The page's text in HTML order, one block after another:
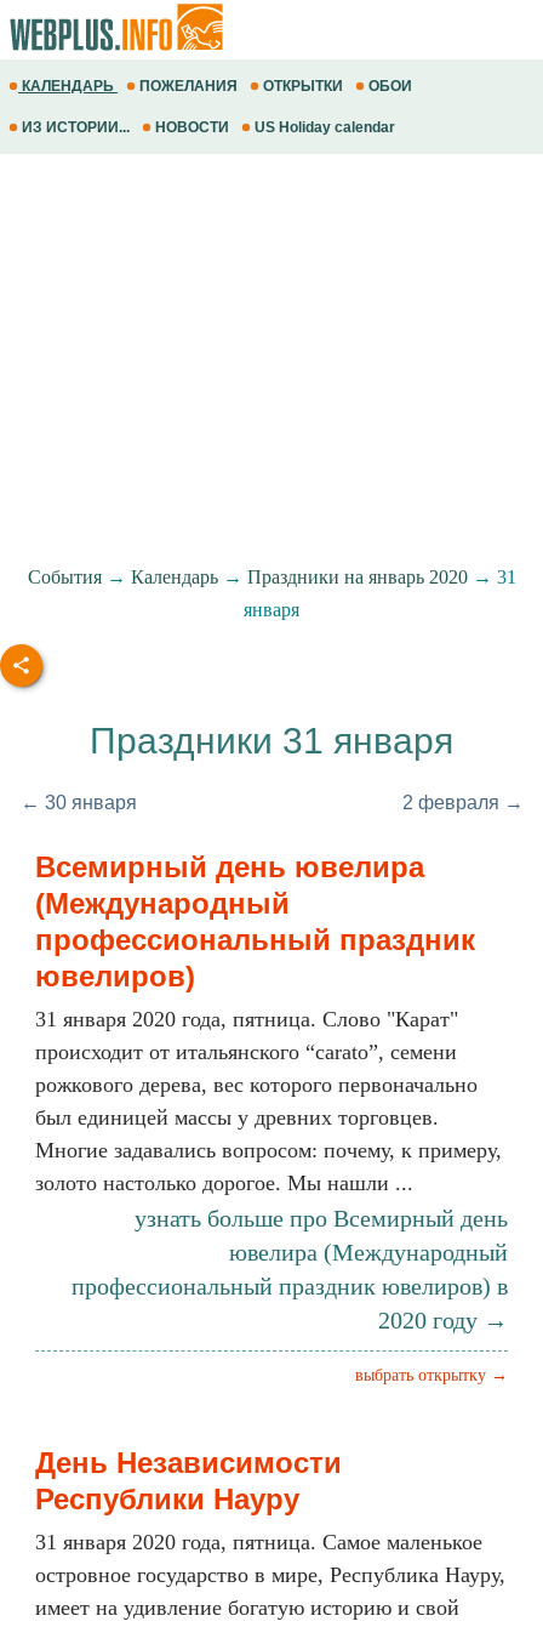
КАЛЕНДАРЬ ПОЖЕЛАНИЯ ОТКРЫТКИ ОБОИ
ИЗ ИСТОРИИ... НОВОСТИ US Holiday calendar
События→ Календарь→ Праздники на январь 2020→ 31
января
Праздники 31 января
← 30 января 2 февраля →
Всемирный день ювелира
(Международный
профессиональный праздник
ювелиров)
31 января 2020 года, пятница. Слово "Карат"
происходит от итальянского “carato”, семени
рожкового дерева, вес которого первоначально
был единицей массы у древних торговцев.
Многие задавались вопросом: почему, к примеру,
золото настолько дорогое. Мы нашли ...
узнать больше про Всемирный день
ювелира (Международный
профессиональный праздник ювелиров) в
2020 году →
выбрать открытку →
День Независимости
Республики Науру
31 января 2020 года, пятница. Самое маленькое
островное государство в мире, Республика Науру,
имеет на удивление богатую историю и свой